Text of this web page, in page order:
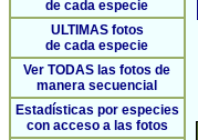
de cada especie
ULTIMAS fotos
de cada especie
Ver TODAS las fotos de
manera secuencial
Estadísticas por especies
con acceso a las fotos